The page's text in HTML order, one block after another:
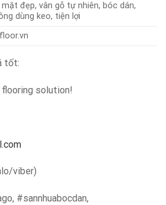
mặt đẹp, vân gỗ tự nhiên, bóc dán,
dùng keo, tiện lợi
tốt:
solution!
viber)
#sannhuabocdan,